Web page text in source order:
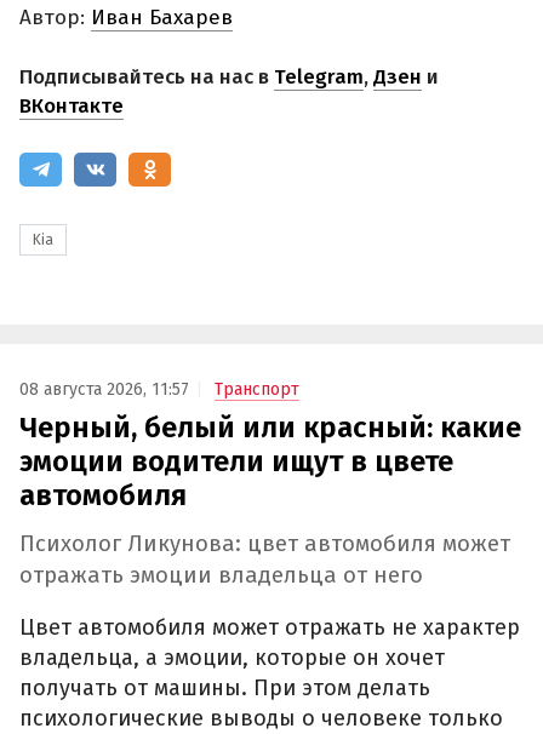
Автор: Иван Бахарев
Подписывайтесь на нас в Telegram,Дзен и
ВКонтакте
Kia
08 августа 2026, 11:57 Транспорт
Черный, белый или красный: какие
эмоции водители ищут в цвете
автомобиля
Психолог Ликунова: цвет автомобиля может
отражать эмоции владельца от него
Цвет автомобиля может отражать не характер
владельца, а эмоции, которые он хочет
получать от машины. При этом делать
психологические выводы о человеке только